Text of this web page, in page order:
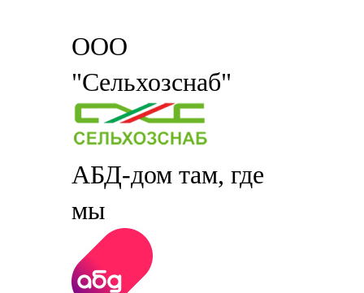
ООО
"Сельхозснаб"
АБД-дом там, где
мы